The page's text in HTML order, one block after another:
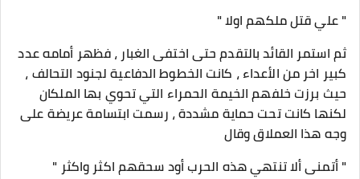
" علي قتل ملكهم اولا "
ثم استمر القائد بالتقدم حتى اختفى الغبار ، فظهر أمامه عدد
كبير اخر من الأعداء ، كانت الخطوط الدفاعية لجنود التحالف ،
حيث برزت خلفهم الخيمة الحمراء التي تحوي بها الملكان
لكنها كانت تحت حماية مشددة ، رسمت ابتسامة عريضة على
وجه هذا العملاق وقال
" أتمنى ألا تنتهي هذه الحرب أود سحقهم اكثر واكثر "